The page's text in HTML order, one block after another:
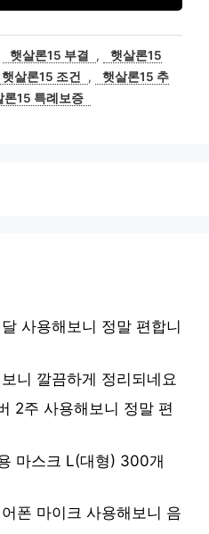
햇살론15 부결 ,
햇살론15
햇살론15 조건 ,
햇살론15 추
론15 특례보증
사용해보니 정말 편합니
니 깔끔하게 정리되네요
2주 사용해보니 정말 편
마스크 L(대형) 300개
폰 마이크 사용해보니 음